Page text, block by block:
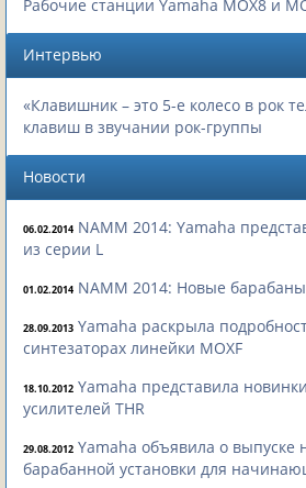
Рабочие станции Yamaha MOX8 и
Интервью
«Клавишник – это 5-е колесо в рок
клавиш в звучании рок-группы
Новости
06.02.2014 NAMM 2014: Yamaha
из серии L
01.02.2014 NAMM 2014: Новые
28.09.2013 Yamaha раскрыла
синтезаторах линейки MOXF
18.10.2012 Yamaha представила
усилителей THR
29.08.2012 Yamaha объявила о выпуске
барабанной установки для